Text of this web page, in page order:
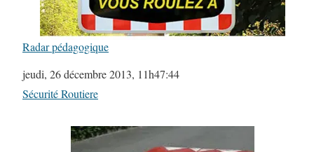
Radar pédagogique
Date
jeudi, 26 décembre 2013, 11h47:44
Par rapport à
Sécurité Routiere